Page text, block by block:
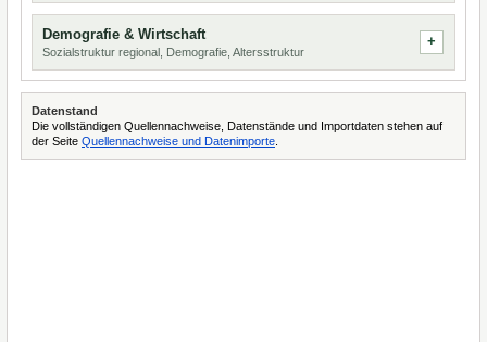
Demografie & Wirtschaft
Sozialstruktur regional, Demografie, Altersstruktur
Datenstand
Die vollständigen Quellennachweise, Datenstände und Importdaten stehen auf
der Seite Quellennachweise und Datenimporte